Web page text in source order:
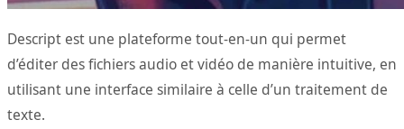
Descript est une plateforme tout-en-un qui permet
d’éditer des fichiers audio et vidéo de manière intuitive, en
utilisant une interface similaire à celle d’un traitement de
texte.